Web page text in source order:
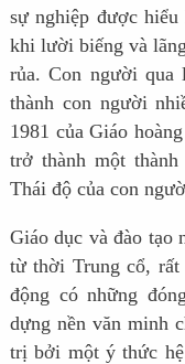
sự nghiệp được hiểu
khi lười biếng và
rủa. Con người
thành con người
1981 của Giáo
trở thành một
Thái độ của con
Giáo dục và đào tạo
từ thời Trung cổ, rất
động có những
dựng nền văn minh
trị bởi một ý thức